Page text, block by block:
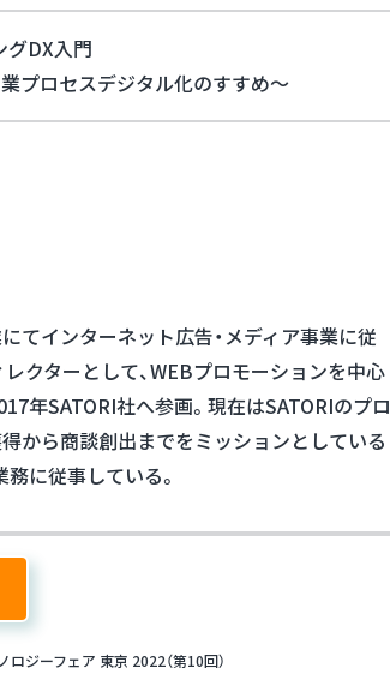
グDX入門
プロセスデジタル化のすすめ～
てインターネット広告・メディア事業に従
クターとして、WEBプロモーションを中心
年SATORI社へ参画。現在はSATORIのプロ
から商談創出までをミッションとしている
に従事している。
ジーフェア 東京 2022（第10回）